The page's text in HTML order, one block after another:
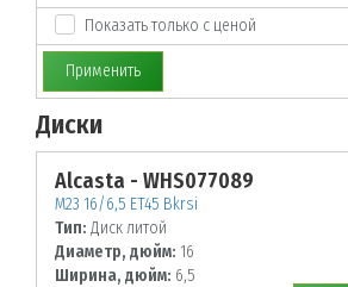
Показать только с ценой
Применить
Диски
Alcasta - WHS077089
M23 16/6,5 ET45 Bkrsi
Тип: Диск литой
Диаметр, дюйм: 16
Ширина, дюйм: 6,5
По заданным параметрам товары не найдены!